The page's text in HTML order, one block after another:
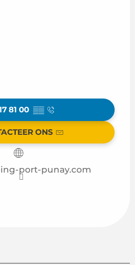
81 00 ▒▒
ONS
port-punay.com